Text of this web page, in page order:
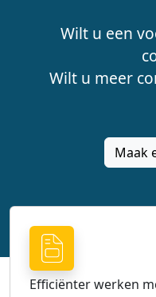
Wilt u een
Wilt u meer
Maak
Efficiënter werken